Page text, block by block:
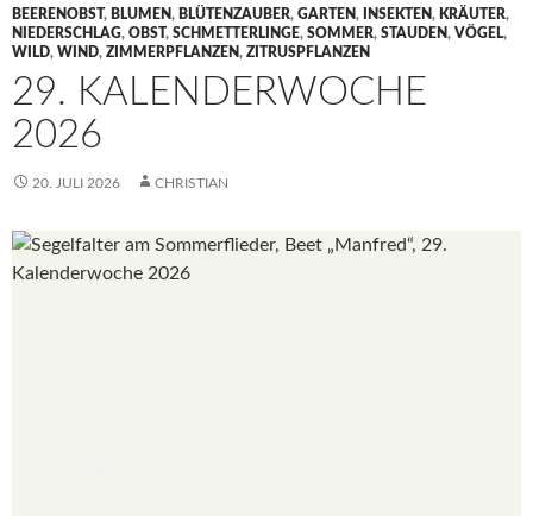
BEERENOBST, BLUMEN, BLÜTENZAUBER, GARTEN, INSEKTEN, KRÄUTER,
NIEDERSCHLAG, OBST, SCHMETTERLINGE, SOMMER, STAUDEN, VÖGEL,
WILD, WIND, ZIMMERPFLANZEN, ZITRUSPFLANZEN
29. KALENDERWOCHE
2026
20. JULI 2026 CHRISTIAN